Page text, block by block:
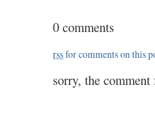
0 comments
rssfor comments on this
sorry, the